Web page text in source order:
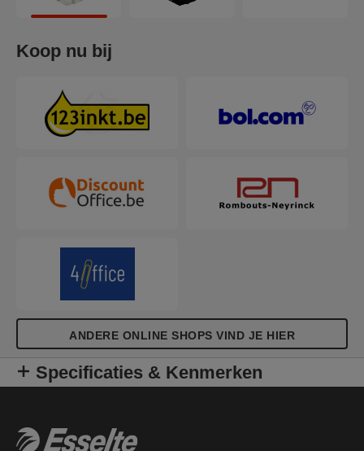
Koop nu bij
ANDERE ONLINE SHOPS VIND JE HIER
Specificaties & Kenmerken